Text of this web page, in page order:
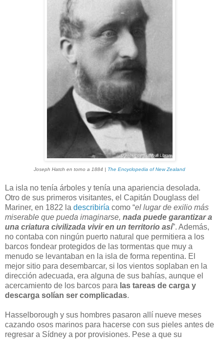
Joseph Hatch en torno a 1884 | The Encyclopedia of New Zealand
La isla no tenía árboles y tenía una apariencia desolada.
Otro de sus primeros visitantes, el Capitán Douglass del
Mariner, en 1822 la describiría como “el lugar de exilio más
miserable que pueda imaginarse, nada puede garantizar a
una criatura civilizada vivir en un territorio así”. Además,
no contaba con ningún puerto natural que permitiera a los
barcos fondear protegidos de las tormentas que muy a
menudo se levantaban en la isla de forma repentina. El
mejor sitio para desembarcar, si los vientos soplaban en la
dirección adecuada, era alguna de sus bahías, aunque el
acercamiento de los barcos para las tareas de carga y
descarga solían ser complicadas.
Hasselborough y sus hombres pasaron allí nueve meses
cazando osos marinos para hacerse con sus pieles antes de
regresar a Sídney a por provisiones. Pese a que su